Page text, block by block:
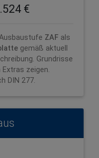
€
ZAFals
gemäß aktuell
Grundrisse
Extras zeigen.
DIN 277.